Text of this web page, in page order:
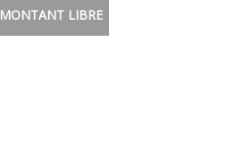
MONTANT LIBRE